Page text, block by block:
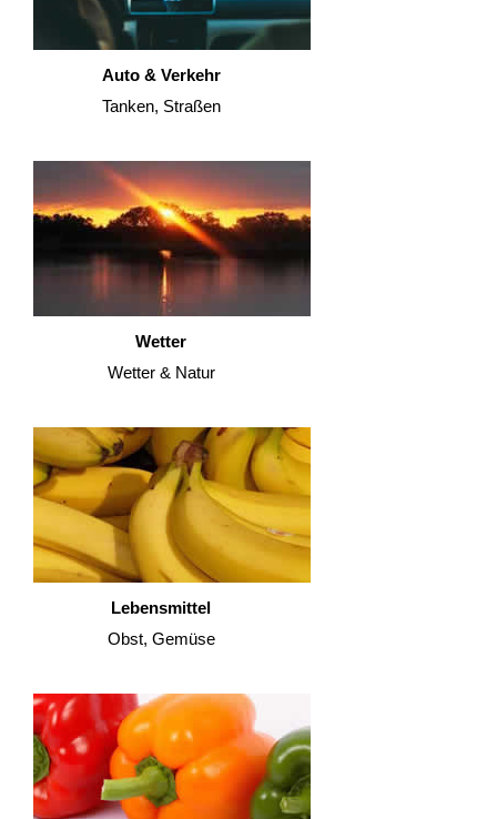
Auto & Verkehr
Tanken, Straßen
Wetter
Wetter & Natur
Lebensmittel
Obst, Gemüse